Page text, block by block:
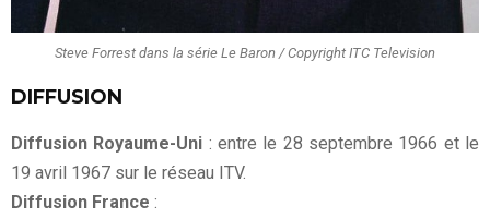
Steve Forrest dans la série Le Baron / Copyright ITC Television
DIFFUSION
Diffusion Royaume-Uni : entre le 28 septembre 1966 et le
19 avril 1967 sur le réseau ITV.
Diffusion France :